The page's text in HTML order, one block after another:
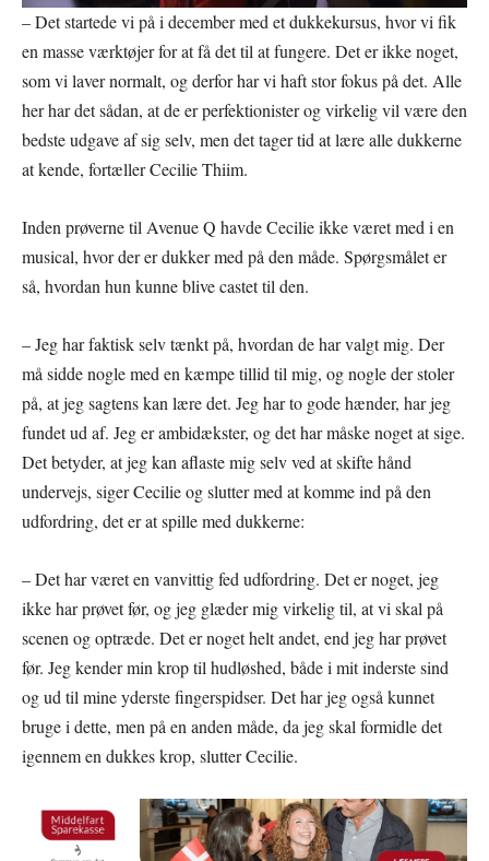
– Det startede vi på i december med et dukkekursus, hvor vi fik
en masse værktøjer for at få det til at fungere. Det er ikke noget,
som vi laver normalt, og derfor har vi haft stor fokus på det. Alle
her har det sådan, at de er perfektionister og virkelig vil være den
bedste udgave af sig selv, men det tager tid at lære alle dukkerne
at kende, fortæller Cecilie Thiim.
Inden prøverne til Avenue Q havde Cecilie ikke været med i en
musical, hvor der er dukker med på den måde. Spørgsmålet er
så, hvordan hun kunne blive castet til den.
– Jeg har faktisk selv tænkt på, hvordan de har valgt mig. Der
må sidde nogle med en kæmpe tillid til mig, og nogle der stoler
på, at jeg sagtens kan lære det. Jeg har to gode hænder, har jeg
fundet ud af. Jeg er ambidækster, og det har måske noget at sige.
Det betyder, at jeg kan aflaste mig selv ved at skifte hånd
undervejs, siger Cecilie og slutter med at komme ind på den
udfordring, det er at spille med dukkerne:
– Det har været en vanvittig fed udfordring. Det er noget, jeg
ikke har prøvet før, og jeg glæder mig virkelig til, at vi skal på
scenen og optræde. Det er noget helt andet, end jeg har prøvet
før. Jeg kender min krop til hudløshed, både i mit inderste sind
og ud til mine yderste fingerspidser. Det har jeg også kunnet
bruge i dette, men på en anden måde, da jeg skal formidle det
igennem en dukkes krop, slutter Cecilie.